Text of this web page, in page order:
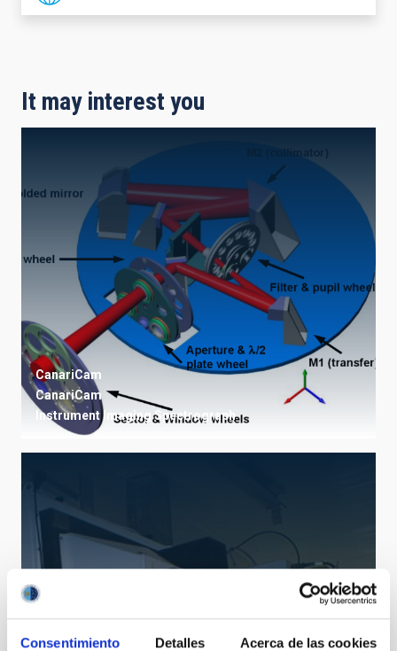
Consentimiento Detalles Acerca de las cookies
It may interest you
CanariCam
CanariCam
InstrumentImaging Spectrograph